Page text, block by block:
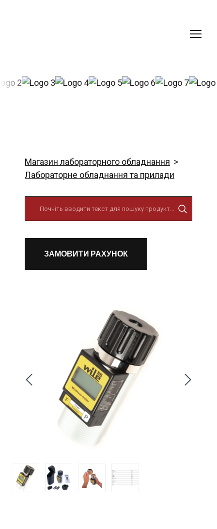
Магазин лабораторного обладнання
Лабораторне обладнання та прилади
ЗАМОВИТИ РАХУНОК